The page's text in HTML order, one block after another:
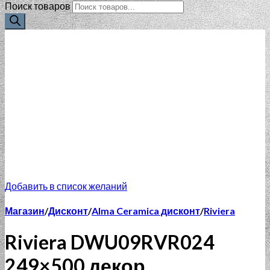
Поиск товаров
Добавить в список желаний
Магазин/Дисконт/Alma Ceramica дисконт/Riviera
Riviera DWU09RVR024